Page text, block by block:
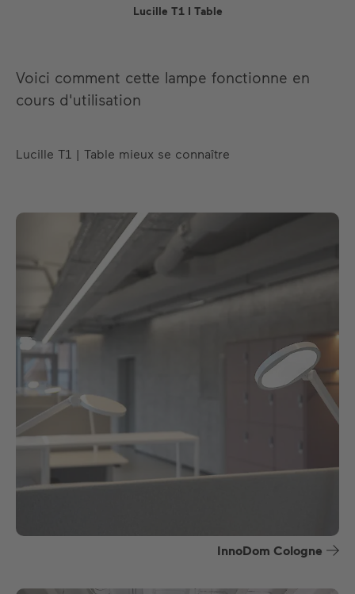
Lucille T1 I Table
Voici comment cette lampe fonctionne en
cours d'utilisation
Lucille T1 | Table mieux se connaître
InnoDom Cologne